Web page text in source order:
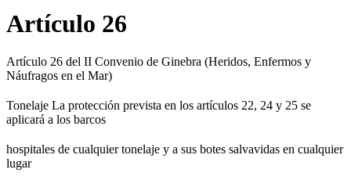
Artículo 26
Artículo 26 del II Convenio de Ginebra (Heridos, Enfermos y
Náufragos en el Mar)
Tonelaje La protección prevista en los artículos 22, 24 y 25 se
aplicará a los barcos
hospitales de cualquier tonelaje y a sus botes salvavidas en cualquier
lugar